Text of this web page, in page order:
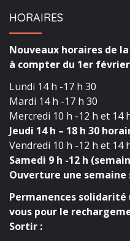
HORAIRES
Nouveaux horaires de
à compter du 1er février
Lundi 14 h -17 h 30
Mardi 14 h -17 h 30
Mercredi 10 h -12 h et 14
Jeudi 14 h – 18 h 30
Vendredi 10 h -12 h et 14
Samedi 9 h -12 h
Ouverture une semaine
Permanences
vous pour le
Sortir :